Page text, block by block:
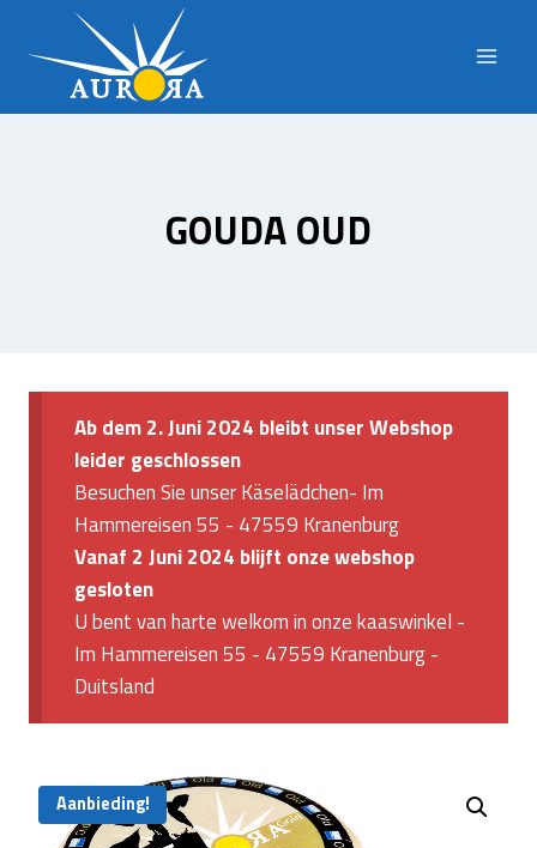
Doorgaan
naar
GOUDA OUD
Ab dem 2. Juni 2024 bleibt unser Webshop
leider geschlossen
Besuchen Sie unser Käselädchen- Im
Hammereisen 55 - 47559 Kranenburg
Vanaf 2 Juni 2024 blijft onze webshop
gesloten
U bent van harte welkom in onze kaaswinkel -
Im Hammereisen 55 - 47559 Kranenburg -
Duitsland
Aanbieding!